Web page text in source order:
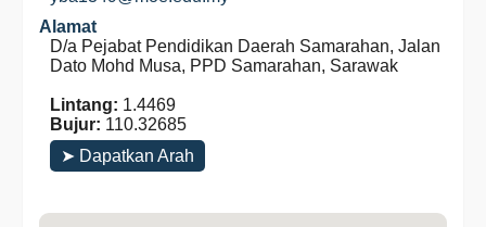
Alamat
D/a Pejabat Pendidikan Daerah Samarahan, Jalan
Dato Mohd Musa, PPD Samarahan, Sarawak
Lintang: 1.4469
Bujur: 110.32685
➤ Dapatkan Arah